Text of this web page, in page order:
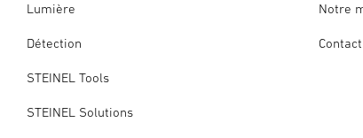
Lumière
Détection
STEINEL Tools
STEINEL Solutions
Notre
Contact